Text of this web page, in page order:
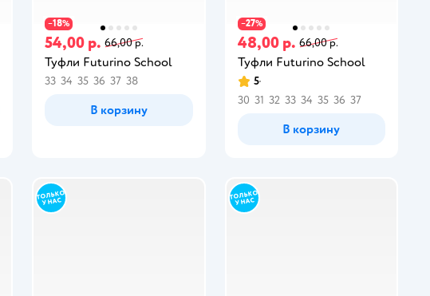
−18%
54,00 р. 66,00 р.
Туфли Futurino School
33 34 35 36 37 38
В корзину
−27%
48,00 р. 66,00 р.
Туфли Futurino School
5
30 31 32 33 34 35 36 37
В корзину